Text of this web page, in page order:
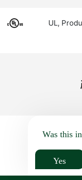
UL,
Was this
Yes